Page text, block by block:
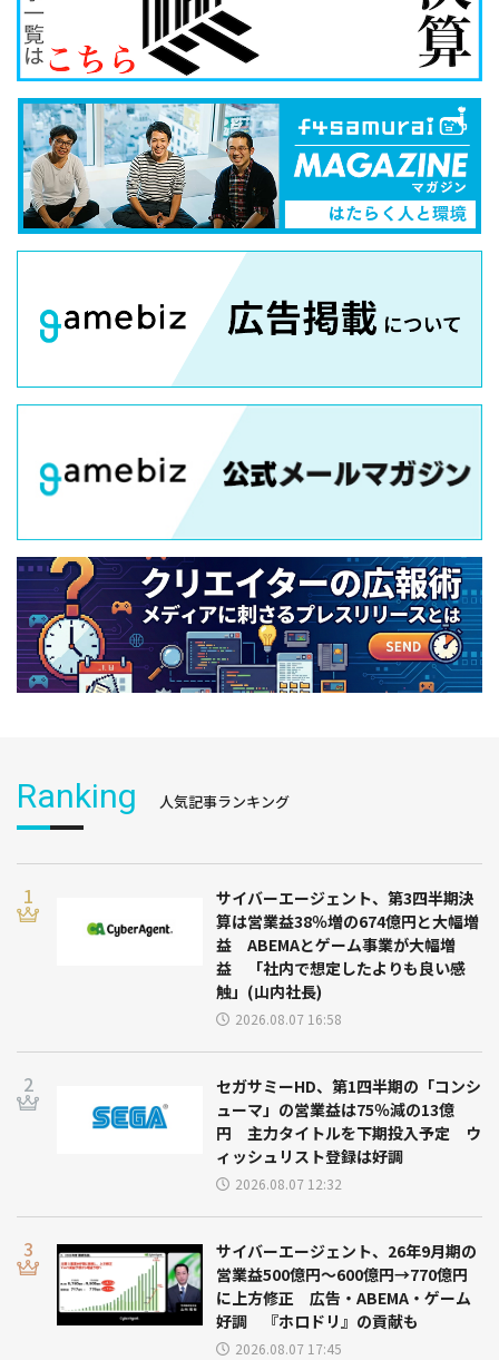
Ranking 人気記事ランキング
サイバーエージェント、第3四半期決
算は営業益38％増の674億円と大幅増
益 ABEMAとゲーム事業が大幅増
益 「社内で想定したよりも良い感
触」(山内社長)
2026.08.07 16:58
セガサミーHD、第1四半期の「コンシ
ューマ」の営業益は75％減の13億
円 主力タイトルを下期投入予定 ウ
ィッシュリスト登録は好調
2026.08.07 12:32
サイバーエージェント、26年9月期の
営業益500億円～600億円→770億円
に上方修正 広告・ABEMA・ゲーム
好調 『ホロドリ』の貢献も
2026.08.07 17:45